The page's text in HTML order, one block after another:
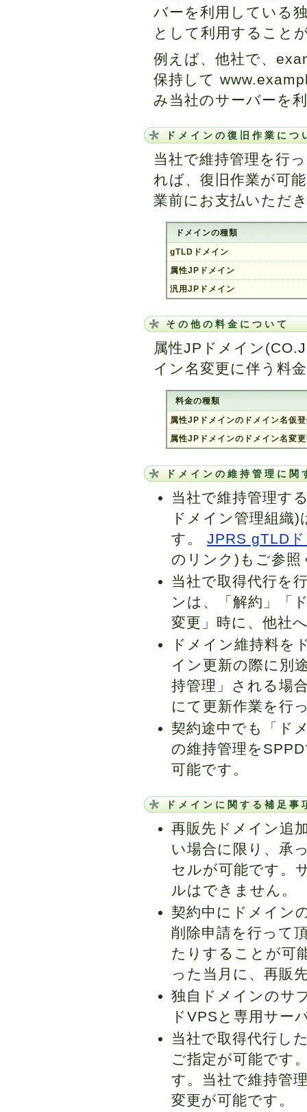
バーを利用している
として利用すること
例えば、他社で、
保持して
み当社のサーバーを
ドメインの復旧作業につ
当社で維持管理を行
れば、復旧作業が可
業前にお支払いただ
ドメインの種類
gTLDドメイン
属性JPドメイン
汎用JPドメイン
その他の料金について
属性JPドメイン
イン名変更に伴う料
料金の種類
属性JPドメインのドメイン名仮
属性JPドメインのドメイン名変
ドメインの維持管理に関
当社で維持管理す
ドメイン管理組織
す。 JPRS gTLD
のリンク)もご参照
当社で取得代行を
ンは、「解約」「
変更」時に、他社
ドメイン維持料を
イン更新の際に別
持管理」される場
にて更新作業を行
契約途中でも「ド
の維持管理を
可能です。
ドメインに関する補足事
再販先ドメイン追
い場合に限り、承
セルが可能です。
ルはできません。
契約中にドメイン
削除申請を行って
たりすることが可
った当月に、再販
独自ドメインのサ
ドVPSと専用サー
当社で取得代行し
ご指定が可能です
す。当社で維持管
変更が可能です。